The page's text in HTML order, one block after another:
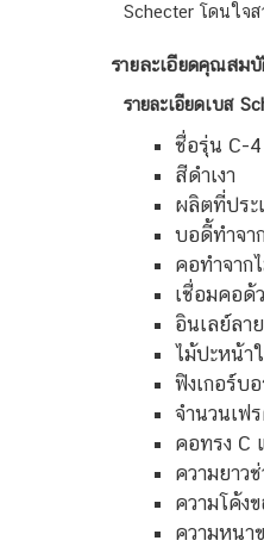
Schecter โดนใจ
รายละเอียดคุณสม
รายละเอียดเบส
ชื่อรุ่น C-4
สีดำเงา
ผลิตที่ประ
บอดี้ทำจา
คอทำจาก
เชื่อมคอด้
อินเลย์ลา
ไม้ปะหน้า
ฟิงเกอร์บ
จำนวนเฟ
คอทรง C
ความยาว
ความโค้ง
ความหนา